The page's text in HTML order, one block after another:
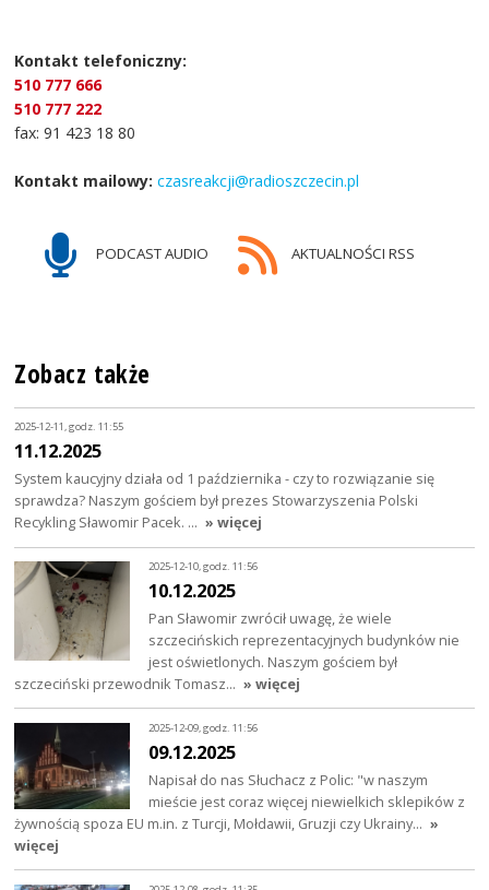
Kontakt telefoniczny:
510 777 666
510 777 222
fax: 91 423 18 80
Kontakt mailowy: czasreakcji@radioszczecin.pl
PODCAST AUDIO AKTUALNOŚCI RSS
Zobacz także
2025-12-11, godz. 11:55
11.12.2025
System kaucyjny działa od 1 października - czy to rozwiązanie się
sprawdza? Naszym gościem był prezes Stowarzyszenia Polski
Recykling Sławomir Pacek. … » więcej
2025-12-10, godz. 11:56
10.12.2025
Pan Sławomir zwrócił uwagę, że wiele
szczecińskich reprezentacyjnych budynków nie
jest oświetlonych. Naszym gościem był
szczeciński przewodnik Tomasz… » więcej
2025-12-09, godz. 11:56
09.12.2025
Napisał do nas Słuchacz z Polic: "w naszym
mieście jest coraz więcej niewielkich sklepików z
żywnością spoza EU m.in. z Turcji, Mołdawii, Gruzji czy Ukrainy… »
więcej